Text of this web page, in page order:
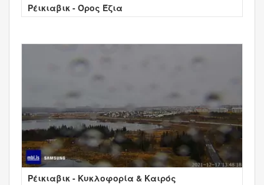
Ρέικιαβικ - Όρος Έζια
Ρέικιαβικ - Κυκλοφορία & Καιρός